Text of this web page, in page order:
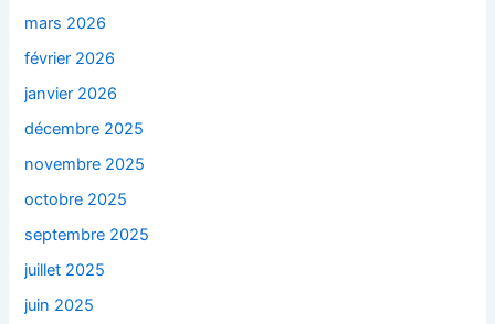
mars 2026
février 2026
janvier 2026
décembre 2025
novembre 2025
octobre 2025
septembre 2025
juillet 2025
juin 2025